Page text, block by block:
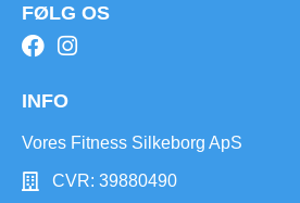
FØLG OS
INFO
Vores Fitness Silkeborg ApS
CVR: 39880490